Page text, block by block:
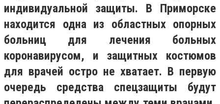
индивидуальной защиты. В Приморске
находится одна из областных опорных
больниц для лечения больных
коронавирусом, и защитных костюмов
для врачей остро не хватает. В первую
очередь средства спецзащиты будут